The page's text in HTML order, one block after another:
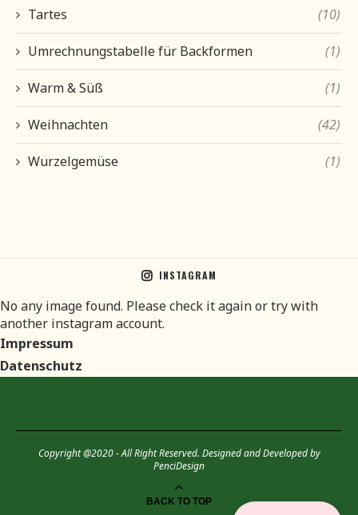
Tartes (10)
Umrechnungstabelle für Backformen (1)
Warm & Süß (1)
Weihnachten (42)
Wurzelgemüse (1)
INSTAGRAM
No any image found. Please check it again or try with
another instagram account.
Impressum
Datenschutz
Copyright @2020 - All Right Reserved. Designed and Developed by
PenciDesign
BACK TO TOP